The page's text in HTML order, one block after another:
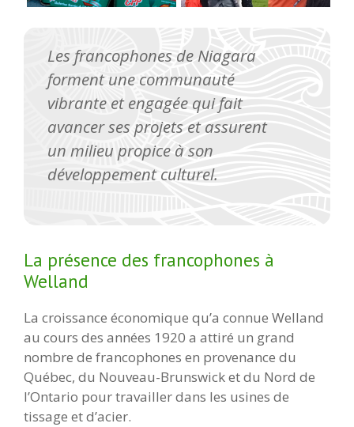
Les francophones de Niagara
forment une communauté
vibrante et engagée qui fait
avancer ses projets et assurent
un milieu propice à son
développement culturel.
La présence des francophones à
Welland
La croissance économique qu’a connue Welland
au cours des années 1920 a attiré un grand
nombre de francophones en provenance du
Québec, du Nouveau-Brunswick et du Nord de
l’Ontario pour travailler dans les usines de
tissage et d’acier.